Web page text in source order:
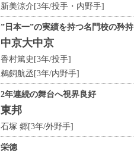
新美涼介[3年/投手・内野手]
”日本一”の実績を持つ名門校の矜持
中京大中京
香村篤史[3年/投手]
鵜飼航丞[3年/内野手]
2年連続の舞台へ視界良好
東邦
石塚 郷[3年/外野手]
栄徳